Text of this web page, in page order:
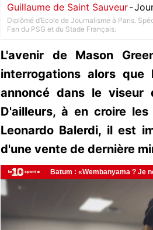
Guillaume de Saint Sauveur-
Diplômé d’Ecole de Journalisme à Paris.
Fan du PSG et du Stade Français.
L'avenir de Mason
interrogations alors
annoncé dans le viseur
D'ailleurs, à en croire
Leonardo Balerdi, il est
d'une vente de dernière